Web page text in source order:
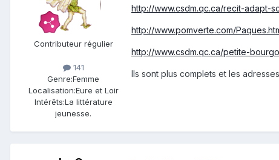
Contributeur régulier
141
Genre:Femme
Localisation:Eure et Loir
Intérêts:La littérature
jeunesse.
http://www.csdm.qc.ca/recit-adapt-
http://www.pomverte.com/
http://www.csdm.qc.ca/petite-
Ils sont plus complets et les